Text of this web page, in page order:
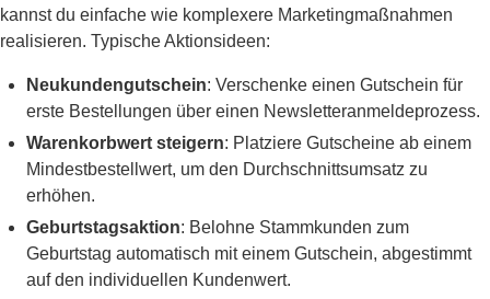
kannst du einfache wie komplexere Marketingmaßnahmen
realisieren. Typische Aktionsideen:
Neukundengutschein: Verschenke einen Gutschein für
erste Bestellungen über einen Newsletteranmeldeprozess.
Warenkorbwert steigern: Platziere Gutscheine ab einem
Mindestbestellwert, um den Durchschnittsumsatz zu
erhöhen.
Geburtstagsaktion: Belohne Stammkunden zum
Geburtstag automatisch mit einem Gutschein, abgestimmt
auf den individuellen Kundenwert.